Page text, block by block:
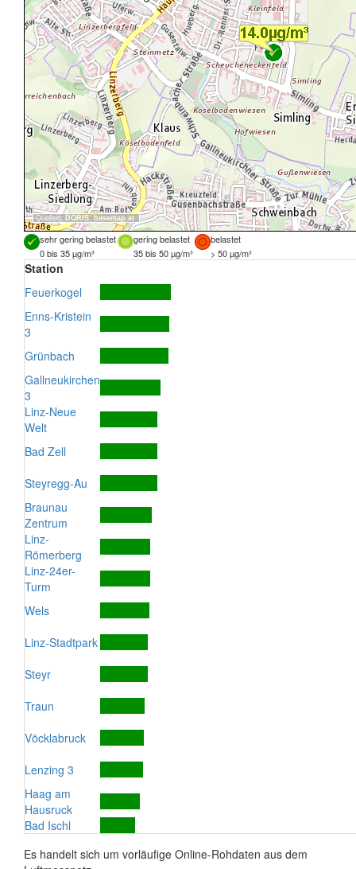
Quellen: DORIS, basemap.at
sehr gering belastet gering belastet
belastet
0 bis 35 µg/m³
35 bis 50 µg/m³ > 50 µg/m³
Station
Feuerkogel
Enns-Kristein
3
Grünbach
Gallneukirchen
3
Linz-Neue
Welt
Bad Zell
Steyregg-Au
Braunau
Zentrum
Linz-
Römerberg
Linz-24er-
Turm
Wels
Linz-Stadtpark
Steyr
Traun
Vöcklabruck
Lenzing 3
Haag am
Hausruck
Bad Ischl
Es handelt sich um vorläufige Online-Rohdaten aus dem